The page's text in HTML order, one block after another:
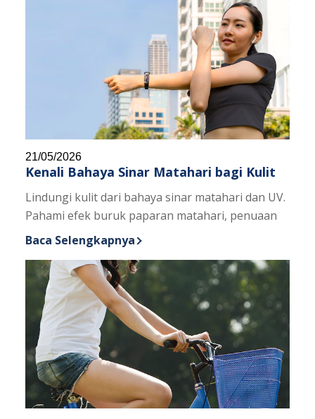
Lindungi kulit dari bahaya sinar matahari dan UV.
Pahami efek buruk paparan matahari, penuaan
Kenali Bahaya Sinar Matahari bagi Kulit
21/05/2026
Discover more about Kenali Bahaya Sinar
Baca Selengkapnya